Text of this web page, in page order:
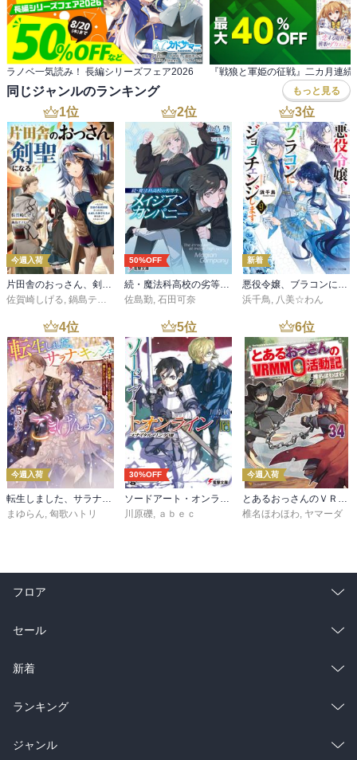
ラノベ一気読み！ 長編シリーズフェア2026
同じジャンルのランキング もっと見る
1位
今週入荷
佐賀崎しげる 鍋島テツヒロ
2位
50%OFF
佐島勤 石田可奈
3位
新着
浜千鳥
八美☆わん
4位
今週入荷
転生しました、サラナ・キンジェです。ごきげんよう。５ ～婚約破棄されたので田舎で気ままに暮らしたいと思います～【電子書店共通特典SS付】
まゆらん, 匈歌ハトリ
5位
30%OFF
ソードアート・オンライン29 ユナイタル・リングVIII
川原礫, ａｂｅｃ
6位
今週入荷
とあるおっさんのＶＲＭＭＯ活動記34
椎名ほわほわ, ヤマーダ
フロア
総合
ラノベ
雑誌・グラビア
BL・TL
セール
総合
ラノベ
雑誌・グラビア
新着
総合
ラノベ
ランキング
総合
ジャンル